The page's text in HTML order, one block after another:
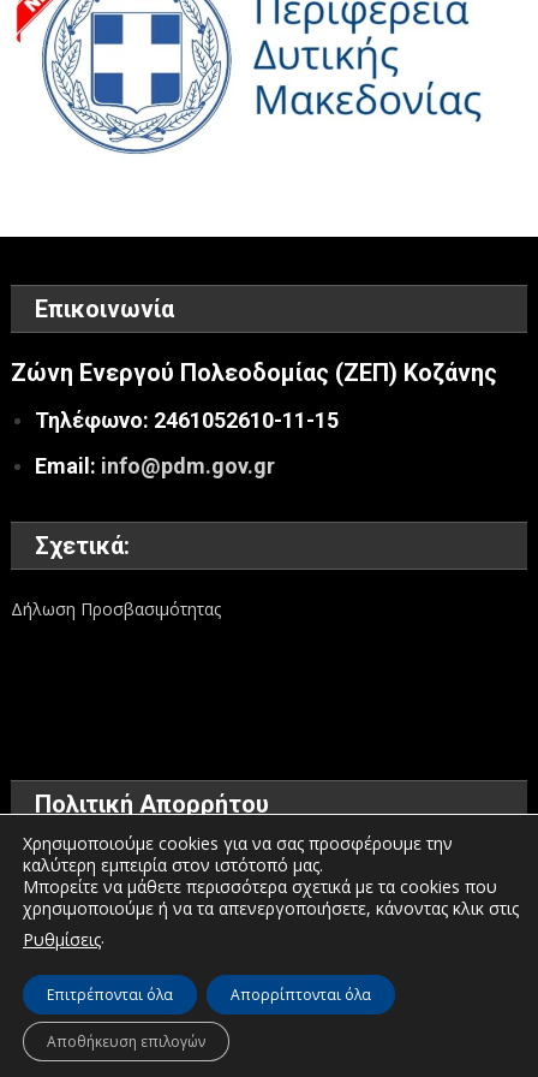
Επικοινωνία
Ζώνη Ενεργού Πολεοδομίας (ΖΕΠ) Κοζάνης
Τηλέφωνο: 2461052610-11-15
Email: info@pdm.gov.gr
Σχετικά:
Δήλωση Προσβασιμότητας
Πολιτική Απορρήτου
Όροι χρήσης
Πολιτική προστασίας προσωπικών δεδομένων
Πολιτική για τα Cookies
© Διεύθυνση Διαφάνειας & Ηλεκτρονικής Διακυβέρνησης | Περιφέρεια
Δυτικής Μακεδονίας | 2026
Χρησιμοποιούμε cookies για να σας προσφέρουμε την
καλύτερη εμπειρία στον ιστότοπό μας.
Μπορείτε να μάθετε περισσότερα σχετικά με τα cookies που
χρησιμοποιούμε ή να τα απενεργοποιήσετε, κάνοντας κλικ στις
Ρυθμίσεις.
Επιτρέπονται όλα Απορρίπτονται όλα
Αποθήκευση επιλογών